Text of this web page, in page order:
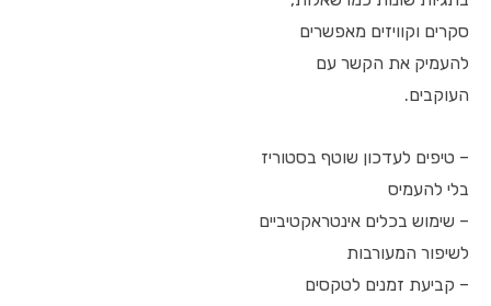
סקרים וקוויזים מאפשרים
להעמיק את הקשר עם
העוקבים.
– טיפים לעדכון שוטף בסטוריז
בלי להעמיס
– שימוש בכלים אינטראקטיביים
לשיפור המעורבות
– קביעת זמנים לטקסים